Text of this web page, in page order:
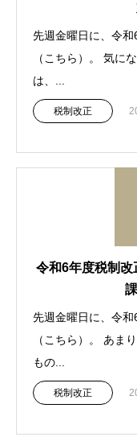
先週金曜日に、令
（こちら）。 気に
は、...
税制改正
令和6年度税制
先週金曜日に、令
（こちら）。 あま
もの...
税制改正